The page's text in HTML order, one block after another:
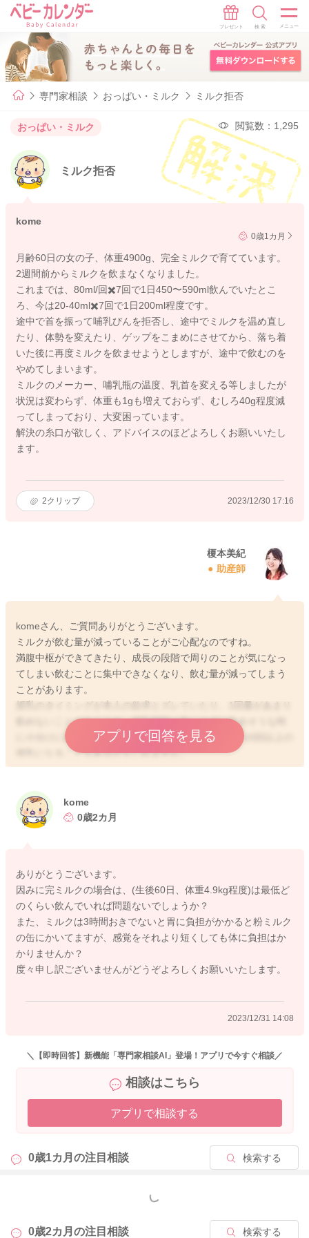
専門家相談 おっぱい・ミルク ミルク拒否
おっぱい・ミルク 閲覧数：1,295
ミルク拒否
kome
0歳1カ月
月齢60日の女の子、体重4900g、完全ミルクで育てています。
2週間前からミルクを飲まなくなりました。
これまでは、80ml/回✖️7回で1日450〜590ml飲んでいたとこ
ろ、今は20-40ml✖️7回で1日200ml程度です。
途中で首を振って哺乳びんを拒否し、途中でミルクを温め直し
たり、体勢を変えたり、ゲップをこまめにさせてから、落ち着
いた後に再度ミルクを飲ませようとしますが、途中で飲むのを
やめてしまいます。
ミルクのメーカー、哺乳瓶の温度、乳首を変える等しましたが
状況は変わらず、体重も1gも増えておらず、むしろ40g程度減
ってしまっており、大変困っています。
解決の糸口が欲しく、アドバイスのほどよろしくお願いいたし
ます。
2クリップ 2023/12/30 17:16
榎本美紀
助産師
komeさん、ご質問ありがとうございます。
ミルクが飲む量が減っていることがご心配なのですね。
満腹中枢ができてきたり、成長の段階で周りのことが気になっ
てしまい飲むことに集中できなくなり、飲む量が減ってしまう
ことがあります。
授乳のタイミングが本人の欲求とズレていたり、1回量があまり
飲めないことがあります。授乳間隔は気にせずに飲めそうな時
に小分けに飲むなどされても良いかと思います。1日10回以上の
授乳になることもあるかもしれません。
またスプーンやコップ飲みでの授乳も試されても良いかもしれ
コップ飲みについてはこちらを参照してみてください。
パンパンに張っている、排便がない、なんとなく元気がないな
どあれば、できるだけ早く受診された方が良いかと思います。
特に症状がなければ、年末年始の休診の時期になっていると思
うので、上記を試しながら少し様子をみていただいて年明けに
小児科で相談されても良いかなと思います。
少しでも参考になれば幸いです。
よろしくお願いします。
アプリで回答を見る
kome
0歳2カ月
ありがとうございます。
因みに完ミルクの場合は、(生後60日、体重4.9kg程度)は最低ど
のくらい飲んでいれば問題ないでしょうか？
また、ミルクは3時間おきでないと胃に負担がかかると粉ミルク
の缶にかいてますが、感覚をそれより短くしても体に負担はか
かりませんか？
度々申し訳ございませんがどうぞよろしくお願いいたします。
2023/12/31 14:08
＼【即時回答】新機能「専門家相談AI」登場！アプリで今すぐ相談／
相談はこちら
アプリで相談する
0歳1カ月の注目相談 検索する
もっと見る
0歳2カ月の注目相談 検索する